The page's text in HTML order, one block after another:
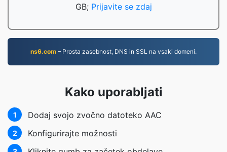
GB; Prijavite se zdaj
ns6.com – Prosta zasebnost, DNS in SSL na vsaki domeni.
Kako uporabljati
1 Dodaj svojo zvočno datoteko AAC
2 Konfigurirajte možnosti